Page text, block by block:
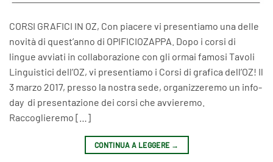
CORSI GRAFICI IN OZ, Con piacere vi presentiamo una delle
novità di quest’anno di OPIFICIOZAPPA. Dopo i corsi di
lingue avviati in collaborazione con gli ormai famosi Tavoli
Linguistici dell’OZ, vi presentiamo i Corsi di grafica dell’OZ! Il
3 marzo 2017, presso la nostra sede, organizzeremo un info-
day di presentazione dei corsi che avvieremo.
Raccoglieremo […]
CONTINUA A LEGGERE →